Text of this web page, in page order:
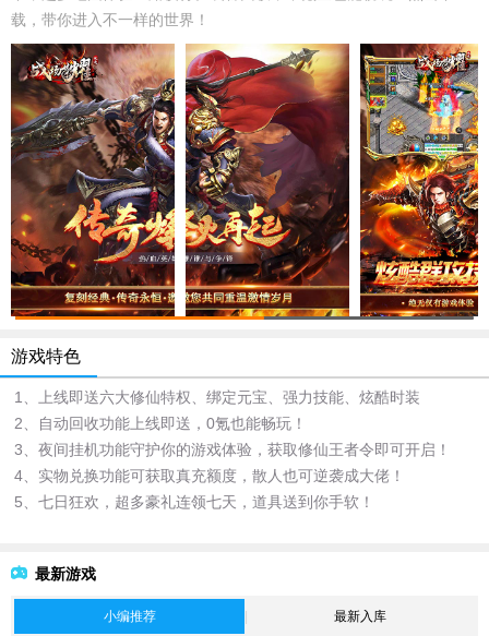
载，带你进入不一样的世界！
游戏特色
1、上线即送六大修仙特权、绑定元宝、强力技能、炫酷时装
2、自动回收功能上线即送，0氪也能畅玩！
3、夜间挂机功能守护你的游戏体验，获取修仙王者令即可开启！
4、实物兑换功能可获取真充额度，散人也可逆袭成大佬！
5、七日狂欢，超多豪礼连领七天，道具送到你手软！
最新游戏
小编推荐 最新入库